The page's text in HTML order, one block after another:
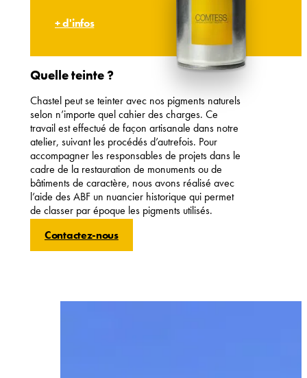
+ d'infos
Quelle teinte ?
Chastel peut se teinter avec nos pigments naturels
selon n’importe quel cahier des charges. Ce
travail est effectué de façon artisanale dans notre
atelier, suivant les procédés d’autrefois. Pour
accompagner les responsables de projets dans le
cadre de la restauration de monuments ou de
bâtiments de caractère, nous avons réalisé avec
l’aide des ABF un nuancier historique qui permet
de classer par époque les pigments utilisés.
Contactez-nous